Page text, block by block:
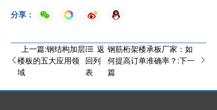
分享：
上一篇:钢结构加层
楼板的五大应用领
域
返
回列
表
钢筋桁架楼承板厂家：如
何提高订单准确率？:下一
篇